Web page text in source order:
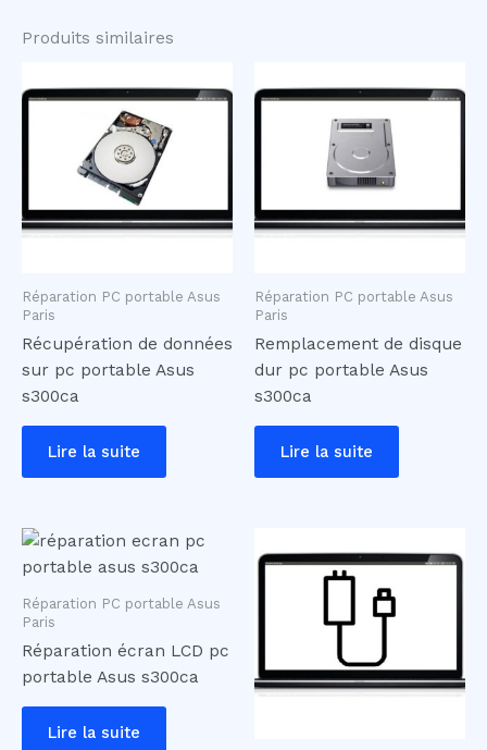
Produits similaires
Réparation PC portable Asus
Paris
Récupération de données
sur pc portable Asus
s300ca
Lire la suite
Réparation PC portable Asus
Paris
Remplacement de disque
dur pc portable Asus
s300ca
Lire la suite
Réparation PC portable Asus
Paris
Réparation écran LCD pc
portable Asus s300ca
Lire la suite